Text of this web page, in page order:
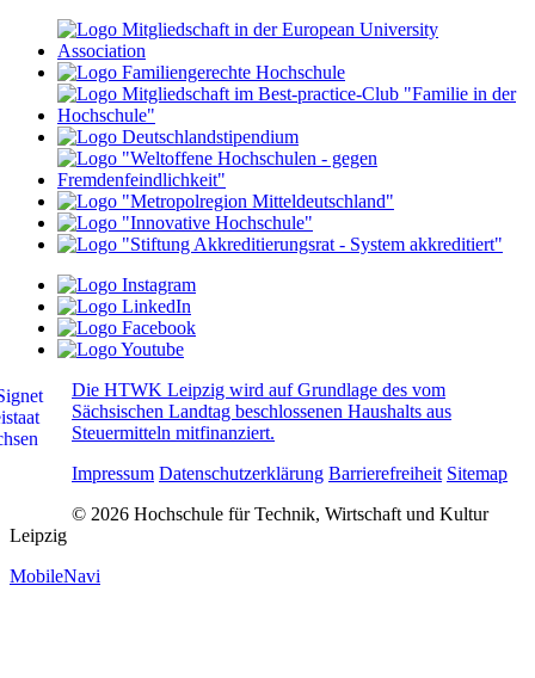
Die HTWK Leipzig wird auf Grundlage des vom
Sächsischen Landtag beschlossenen Haushalts aus
Steuermitteln mitfinanziert.
Impressum Datenschutzerklärung Barrierefreiheit Sitemap
© 2026 Hochschule für Technik, Wirtschaft und Kultur
Leipzig
MobileNavi